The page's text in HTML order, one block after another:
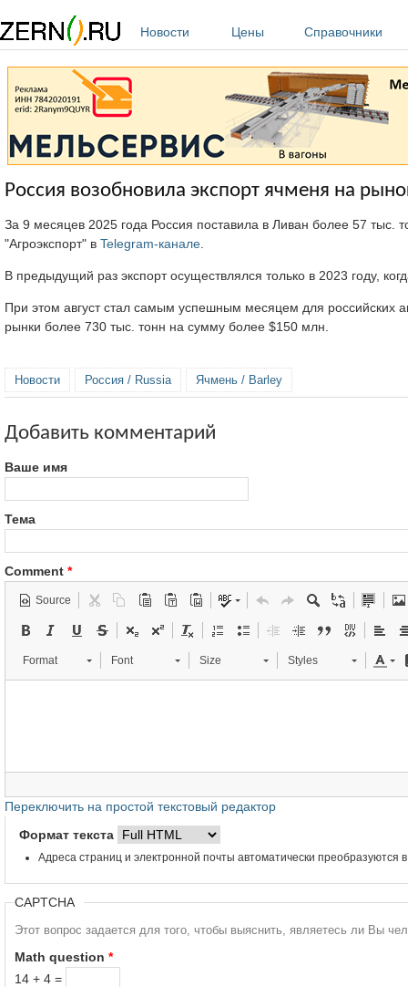
Новости
Цены Справочники
Россия возобновила экспорт ячменя на
За 9 месяцев 2025 года Россия поставила в Ливан более 57
"Агроэкспорт" в Telegram-канале
В предыдущий раз экспорт осуществлялся только в 2023 году,
При этом август стал самым успешным месяцем для российских
рынки более 730 тыс. тонн на сумму более $150 млн.
Новости Россия / Russia Ячмень / Barley
Добавить комментарий
Ваше имя
Тема
Comment *
Source
Format Font Size Styles
Переключить на простой текстовый редактор
Формат текста
Адреса страниц и электронной почты автоматически преобразуются
CAPTCHA
Этот вопрос задается для того, чтобы выяснить, являетесь ли Вы
Math question *
14 + 4 =